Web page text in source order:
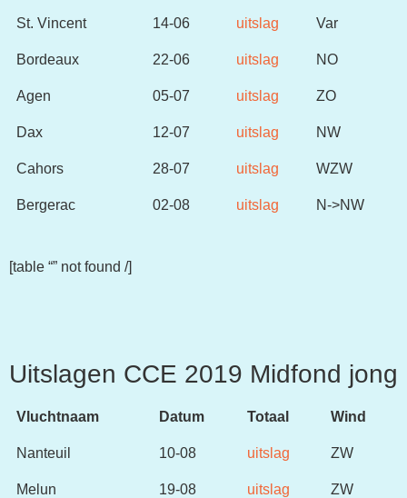
St. Vincent 14-06 uitslag Var
Bordeaux 22-06 uitslag NO
Agen 05-07 uitslag ZO
Dax 12-07 uitslag NW
Cahors 28-07 uitslag WZW
Bergerac 02-08 uitslag N->NW
[table “” not found /]
Uitslagen CCE 2019 Midfond jong
Vluchtnaam Datum Totaal Wind
Nanteuil 10-08 uitslag ZW
Melun 19-08 uitslag ZW